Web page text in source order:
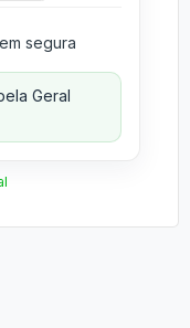
segura
Geral